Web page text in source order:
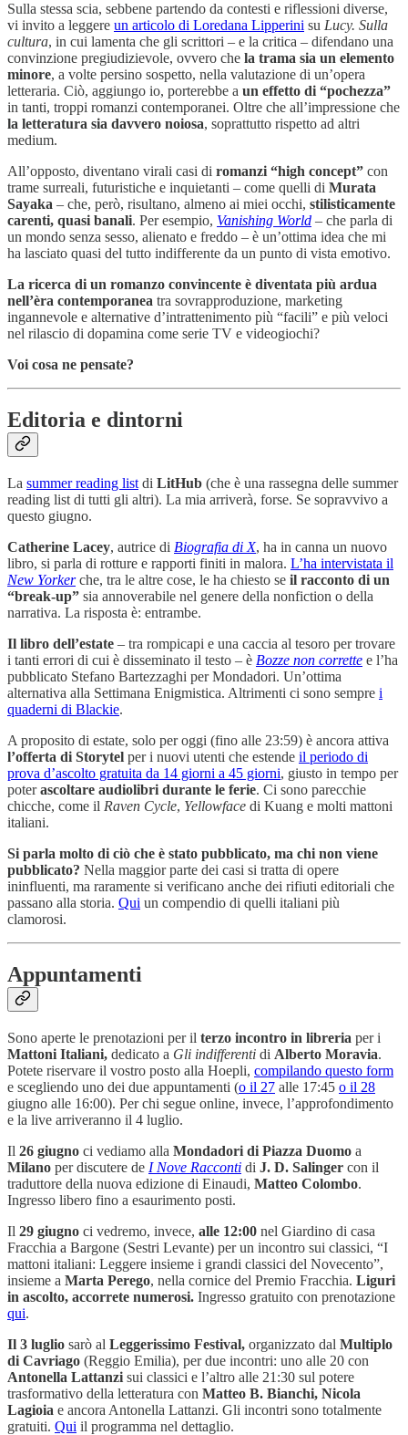
Sulla stessa scia, sebbene partendo da contesti e riflessioni diverse,
vi invito a leggere un articolo di Loredana Lipperini su Lucy. Sulla
cultura, in cui lamenta che gli scrittori – e la critica – difendano una
convinzione pregiudizievole, ovvero che la trama sia un elemento
minore, a volte persino sospetto, nella valutazione di un’opera
letteraria. Ciò, aggiungo io, porterebbe a un effetto di “pochezza”
in tanti, troppi romanzi contemporanei. Oltre che all’impressione che
la letteratura sia davvero noiosa, soprattutto rispetto ad altri
medium.
All’opposto, diventano virali casi di romanzi “high concept” con
trame surreali, futuristiche e inquietanti – come quelli di Murata
Sayaka – che, però, risultano, almeno ai miei occhi, stilisticamente
carenti, quasi banali. Per esempio, Vanishing World – che parla di
un mondo senza sesso, alienato e freddo – è un’ottima idea che mi
ha lasciato quasi del tutto indifferente da un punto di vista emotivo.
La ricerca di un romanzo convincente è diventata più ardua
nell’èra contemporanea tra sovrapproduzione, marketing
ingannevole e alternative d’intrattenimento più “facili” e più veloci
nel rilascio di dopamina come serie TV e videogiochi?
Voi cosa ne pensate?
Editoria e dintorni
La summer reading list di LitHub (che è una rassegna delle summer
reading list di tutti gli altri). La mia arriverà, forse. Se sopravvivo a
questo giugno.
Catherine Lacey, autrice di Biografia di X, ha in canna un nuovo
libro, si parla di rotture e rapporti finiti in malora. L’ha intervistata il
New Yorkerche, tra le altre cose, le ha chiesto se il racconto di un
“break-up” sia annoverabile nel genere della nonfiction o della
narrativa. La risposta è: entrambe.
Il libro dell’estate – tra rompicapi e una caccia al tesoro per trovare
i tanti errori di cui è disseminato il testo – è Bozze non corrette e l’ha
pubblicato Stefano Bartezzaghi per Mondadori. Un’ottima
alternativa alla Settimana Enigmistica. Altrimenti ci sono sempre i
quaderni di Blackie.
A proposito di estate, solo per oggi (fino alle 23:59) è ancora attiva
l’offerta di Storytel per i nuovi utenti che estende il periodo di
prova d’ascolto gratuita da 14 giorni a 45 giorni, giusto in tempo per
poterascoltare audiolibri durante le ferie. Ci sono parecchie
chicche, come il Raven Cycle, Yellowface di Kuang e molti mattoni
italiani.
Si parla molto di ciò che è stato pubblicato, ma chi non viene
pubblicato? Nella maggior parte dei casi si tratta di opere
ininfluenti, ma raramente si verificano anche dei rifiuti editoriali che
passano alla storia. Qui un compendio di quelli italiani più
clamorosi.
Appuntamenti
Sono aperte le prenotazioni per il terzo incontro in libreria per i
Mattoni Italiani, dedicato a Gli indifferenti di Alberto Moravia.
Potete riservare il vostro posto alla Hoepli, compilando questo form
e scegliendo uno dei due appuntamenti (o il 27 alle 17:45 o il 28
giugno alle 16:00). Per chi segue online, invece, l’approfondimento
e la live arriveranno il 4 luglio.
Il 26 giugno ci vediamo alla Mondadori di Piazza Duomo a
Milano per discutere de I Nove Racconti di J. D. Salinger con il
traduttore della nuova edizione di Einaudi, Matteo Colombo.
Ingresso libero fino a esaurimento posti.
Il 29 giugno ci vedremo, invece, alle 12:00 nel Giardino di casa
Fracchia a Bargone (Sestri Levante) per un incontro sui classici, “I
mattoni italiani: Leggere insieme i grandi classici del Novecento”,
insieme a Marta Perego, nella cornice del Premio Fracchia. Liguri
in ascolto, accorrete numerosi. Ingresso gratuito con prenotazione
qui.
Il 3 luglio sarò al Leggerissimo Festival, organizzato dal Multiplo
di Cavriago (Reggio Emilia), per due incontri: uno alle 20 con
Antonella Lattanzi sui classici e l’altro alle 21:30 sul potere
trasformativo della letteratura con Matteo B. Bianchi, Nicola
Lagioia e ancora Antonella Lattanzi. Gli incontri sono totalmente
gratuiti. Qui il programma nel dettaglio.